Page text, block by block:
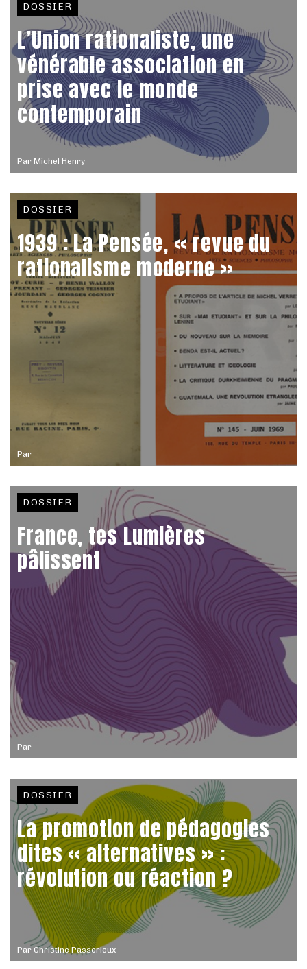
Par Michel Henry
DOSSIER
L’Union rationaliste, une
vénérable association en
prise avec le monde
contemporain
Par
DOSSIER
1939 : La Pensée, « revue du
rationalisme moderne »
Par
DOSSIER
France, tes Lumières
pâlissent
Par Christine Passerieux
DOSSIER
La promotion de pédagogies
dites « alternatives » :
révolution ou réaction ?